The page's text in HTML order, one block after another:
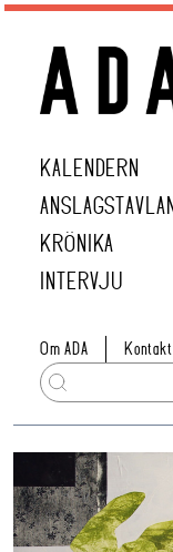
KALENDERN
ANSLAGSTAVLAN
KRÖNIKA
INTERVJU
Om ADA Kontakt